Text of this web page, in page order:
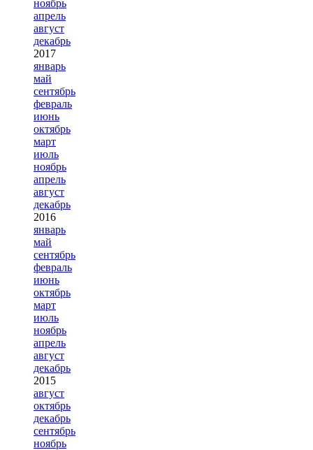
ноябрь
апрель
август
декабрь
2017
январь
май
сентябрь
февраль
июнь
октябрь
март
июль
ноябрь
апрель
август
декабрь
2016
январь
май
сентябрь
февраль
июнь
октябрь
март
июль
ноябрь
апрель
август
декабрь
2015
август
октябрь
декабрь
сентябрь
ноябрь